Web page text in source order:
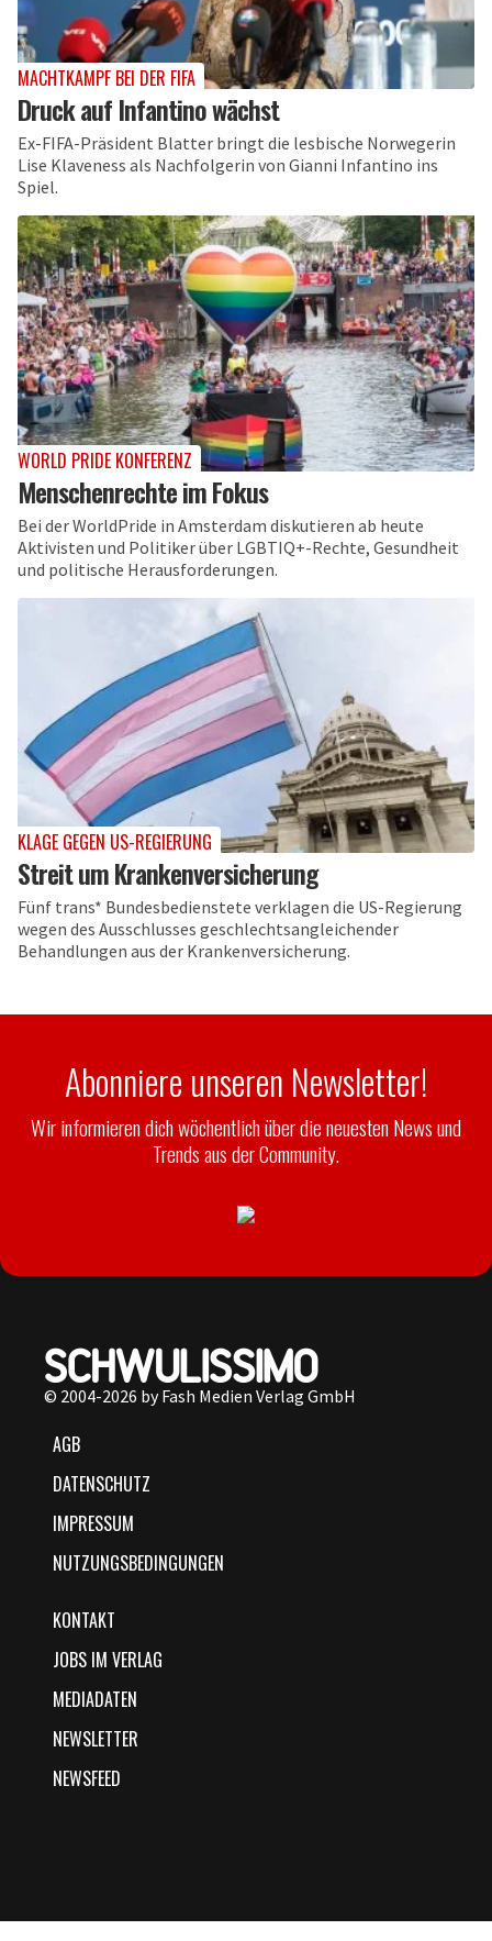
MACHTKAMPF BEI DER FIFA
Druck auf Infantino wächst
Ex-FIFA-Präsident Blatter bringt die lesbische Norwegerin
Lise Klaveness als Nachfolgerin von Gianni Infantino ins
Spiel.
WORLD PRIDE KONFERENZ
Menschenrechte im Fokus
Bei der WorldPride in Amsterdam diskutieren ab heute
Aktivisten und Politiker über LGBTIQ+-Rechte, Gesundheit
und politische Herausforderungen.
KLAGE GEGEN US-REGIERUNG
Streit um Krankenversicherung
Fünf trans* Bundesbedienstete verklagen die US-Regierung
wegen des Ausschlusses geschlechtsangleichender
Behandlungen aus der Krankenversicherung.
Abonniere unseren Newsletter!
Wir informieren dich wöchentlich über die neuesten News und
Trends aus der Community.
© 2004-2026 by Fash Medien Verlag GmbH
AGB
DATENSCHUTZ
IMPRESSUM
NUTZUNGSBEDINGUNGEN
KONTAKT
JOBS IM VERLAG
MEDIADATEN
NEWSLETTER
NEWSFEED